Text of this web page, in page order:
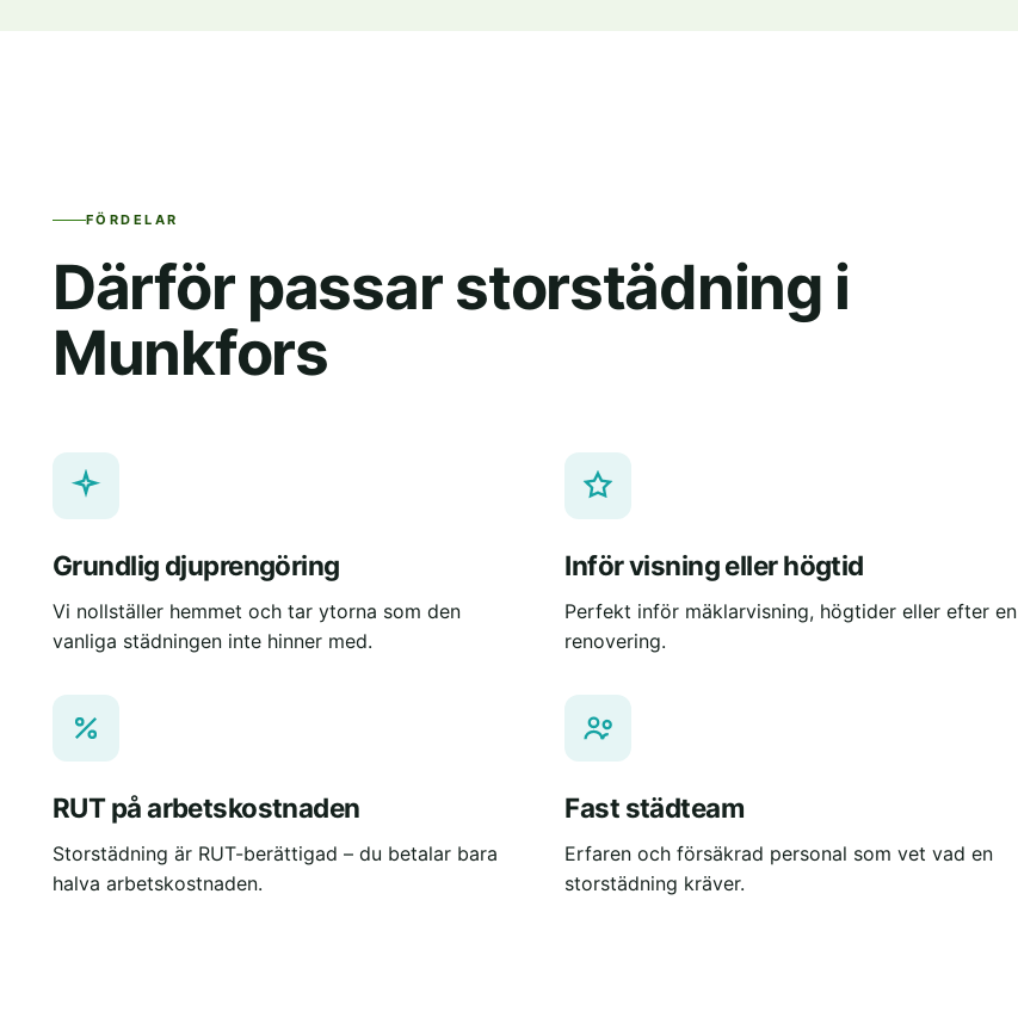
FÖRDELAR
Därför passar storstädning i
Munkfors
Grundlig djuprengöring
Vi nollställer hemmet och tar ytorna som den
vanliga städningen inte hinner med.
Inför visning eller högtid
Perfekt inför mäklarvisning, högtider eller efter en
renovering.
RUT på arbetskostnaden
Storstädning är RUT-berättigad – du betalar bara
halva arbetskostnaden.
Fast städteam
Erfaren och försäkrad personal som vet vad en
storstädning kräver.